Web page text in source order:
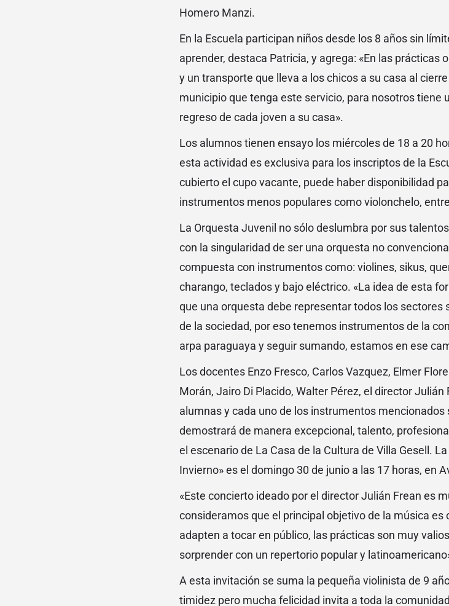
Homero Manzi.
En la Escuela participan niños desde los 8 años sin
aprender, destaca Patricia, y agrega: «En las
y un transporte que lleva a los chicos a su casa al
municipio que tenga este servicio, para nosotros tiene
regreso de cada joven a su casa».
Los alumnos tienen ensayo los miércoles de 18 a 20
esta actividad es exclusiva para los inscriptos de la
cubierto el cupo vacante, puede haber disponibilidad
instrumentos menos populares como violonchelo,
La Orquesta Juvenil no sólo deslumbra por sus
con la singularidad de ser una orquesta no
compuesta con instrumentos como: violines, sikus,
charango, teclados y bajo eléctrico. «La idea de esta
que una orquesta debe representar todos los sectores
de la sociedad, por eso tenemos instrumentos de la
arpa paraguaya y seguir sumando, estamos en ese
Los docentes Enzo Fresco, Carlos Vazquez, Elmer
Morán, Jairo Di Placido, Walter Pérez, el director
alumnas y cada uno de los instrumentos
demostrará de manera excepcional, talento,
el escenario de La Casa de la Cultura de Villa Gesell.
Invierno» es el domingo 30 de junio a las 17 horas, en
«Este concierto ideado por el director Julián Frean es
consideramos que el principal objetivo de la música
adapten a tocar en público, las prácticas son muy
sorprender con un repertorio popular y
A esta invitación se suma la pequeña violinista de 9
timidez pero mucha felicidad invita a toda la